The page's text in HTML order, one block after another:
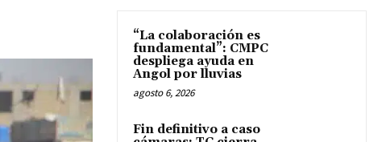
“La colaboración es
fundamental”: CMPC
despliega ayuda en
Angol por lluvias
agosto 6, 2026
Fin definitivo a caso